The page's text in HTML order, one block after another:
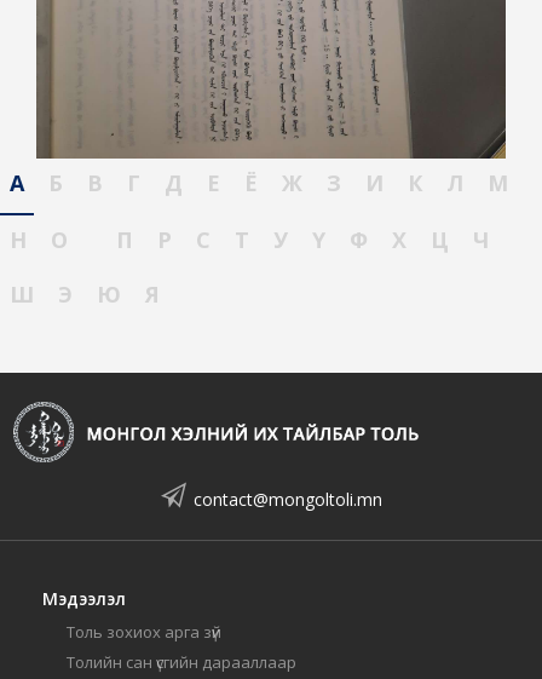
А Б В Г Д Е Ё Ж З И К Л
М
Н
О П Р С Т У Ү Ф Х Ц
Ч
Ш
Э Ю Я
contact@mongoltoli.mn
Мэдээлэл
Толь зохиох арга зүй
Толийн сан үсгийн дарааллаар